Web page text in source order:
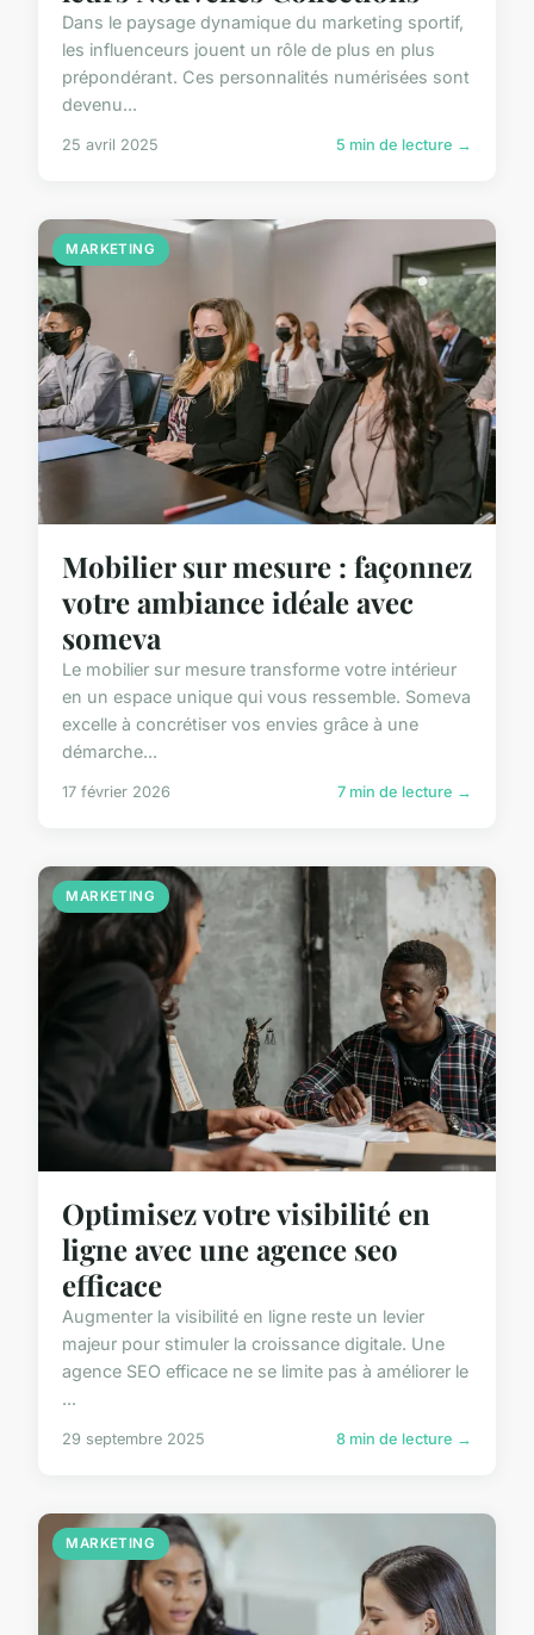
Dans le paysage dynamique du marketing sportif,
les influenceurs jouent un rôle de plus en plus
prépondérant. Ces personnalités numérisées sont
devenu...
25 avril 2025 5 min de lecture →
MARKETING
Mobilier sur mesure : façonnez
votre ambiance idéale avec
someva
Le mobilier sur mesure transforme votre intérieur
en un espace unique qui vous ressemble. Someva
excelle à concrétiser vos envies grâce à une
démarche...
17 février 2026 7 min de lecture →
MARKETING
Optimisez votre visibilité en
ligne avec une agence seo
efficace
Augmenter la visibilité en ligne reste un levier
majeur pour stimuler la croissance digitale. Une
agence SEO efficace ne se limite pas à améliorer le
...
29 septembre 2025 8 min de lecture →
MARKETING